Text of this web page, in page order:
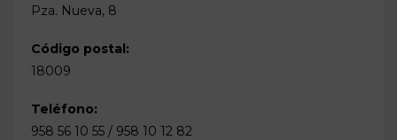
Pza. Nueva, 8
Código postal:
18009
Teléfono:
958 56 10 55 / 958 10 12 82